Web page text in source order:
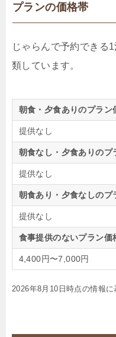
プランの価格帯
じゃらんで予約できる
類しています。
朝食・夕食ありのプラン
提供なし
朝食なし・夕食ありのプ
提供なし
朝食あり・夕食なしのプ
提供なし
食事提供のないプラン価
4,400円〜7,000円
2026年8月10日時点の情報に